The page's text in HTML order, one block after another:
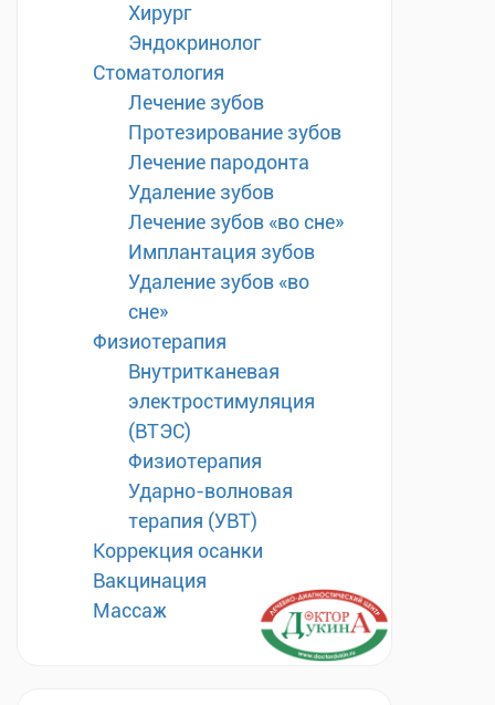
Хирург
Эндокринолог
Стоматология
Лечение зубов
Протезирование зубов
Лечение пародонта
Удаление зубов
Лечение зубов «во сне»
Имплантация зубов
Удаление зубов «во
сне»
Физиотерапия
Внутритканевая
электростимуляция
(ВТЭС)
Физиотерапия
Ударно-волновая
терапия (УВТ)
Коррекция осанки
Вакцинация
Массаж